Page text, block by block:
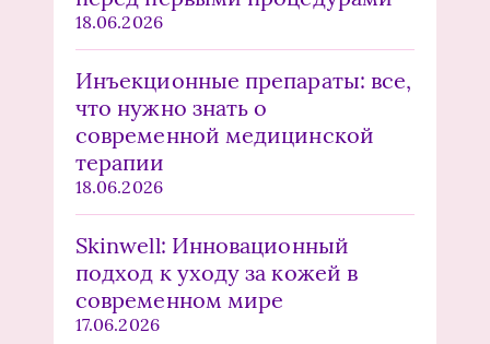
18.06.2026
Инъекционные препараты: все,
что нужно знать о
современной медицинской
терапии
18.06.2026
Skinwell: Инновационный
подход к уходу за кожей в
современном мире
17.06.2026